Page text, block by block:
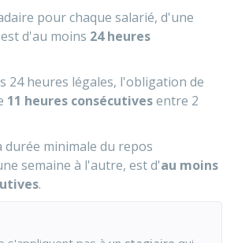
pour chaque salarié, d'une
d'au moins 24 heures
24 heures légales, l'obligation de
11 heures consécutivesentre 2
durée minimale du repos
semaine à l'autre, est d'au moins
.